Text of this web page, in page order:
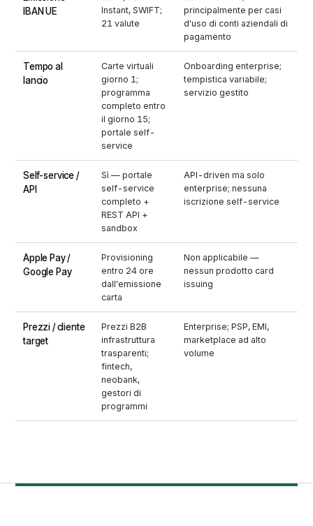
IBAN UE
Instant, SWIFT;
21 valute
principalmente per casi
d'uso di conti aziendali di
pagamento
Tempo al
lancio
Carte virtuali
giorno 1;
programma
completo entro
il giorno 15;
portale self-
service
Onboarding enterprise;
tempistica variabile;
servizio gestito
Self-service /
API
Sì — portale
self-service
completo +
REST API +
sandbox
API-driven ma solo
enterprise; nessuna
iscrizione self-service
Apple Pay /
Google Pay
Provisioning
entro 24 ore
dall'emissione
carta
Non applicabile —
nessun prodotto card
issuing
Prezzi / cliente
target
Prezzi B2B
infrastruttura
trasparenti;
fintech,
neobank,
gestori di
programmi
Enterprise; PSP, EMI,
marketplace ad alto
volume